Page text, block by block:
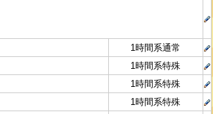
1時間系通常
1時間系特殊
1時間系特殊
1時間系特殊